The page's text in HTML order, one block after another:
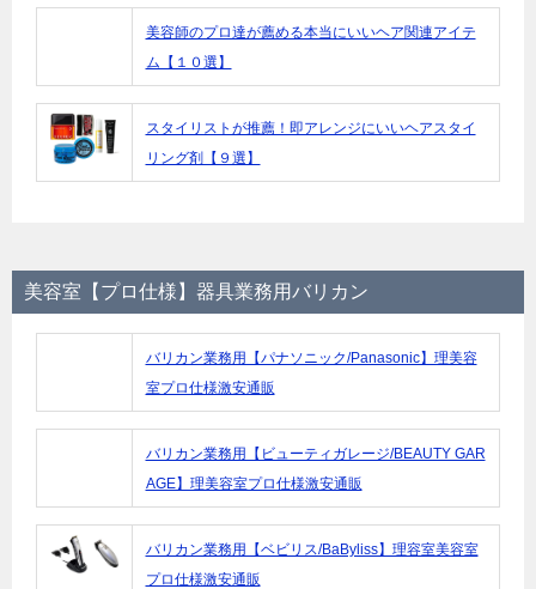
美容師のプロ達が薦める本当にいいヘア関連アイテ
ム【１０選】
スタイリストが推薦！即アレンジにいいヘアスタイ
リング剤【９選】
美容室【プロ仕様】器具業務用バリカン
バリカン業務用【パナソニック/Panasonic】理美容
室プロ仕様激安通販
バリカン業務用【ビューティガレージ/BEAUTY GAR
AGE】理美容室プロ仕様激安通販
バリカン業務用【ベビリス/BaByliss】理容室美容室
プロ仕様激安通販